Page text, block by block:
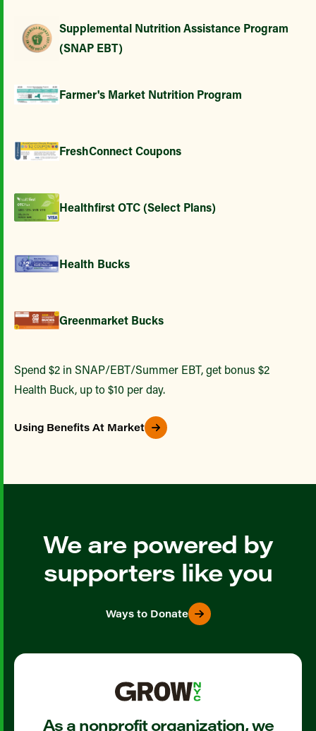
Supplemental Nutrition Assistance Program
(SNAP EBT)
Farmer's Market Nutrition Program
FreshConnect Coupons
Healthfirst OTC (Select Plans)
Health Bucks
Greenmarket Bucks
Spend $2 in SNAP/EBT/Summer EBT, get bonus $2
Health Buck, up to $10 per day.
Using Benefits At Market
We are powered by
supporters like you
Ways to Donate
As a nonprofit organization, we